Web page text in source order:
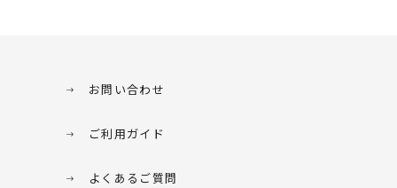
お問い合わせ
ご利用ガイド
よくあるご質問